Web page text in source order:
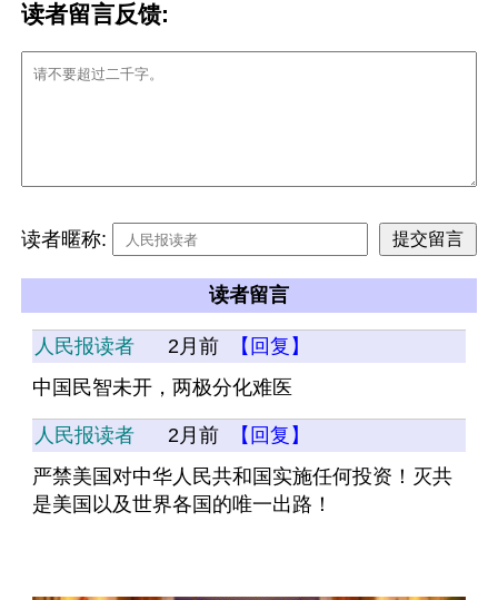
读者留言反馈:
读者暱称:
读者留言
人民报读者 2月前
【回复】
中国民智未开，两极分化难医
人民报读者 2月前
【回复】
严禁美国对中华人民共和国实施任何投资！灭共
是美国以及世界各国的唯一出路！